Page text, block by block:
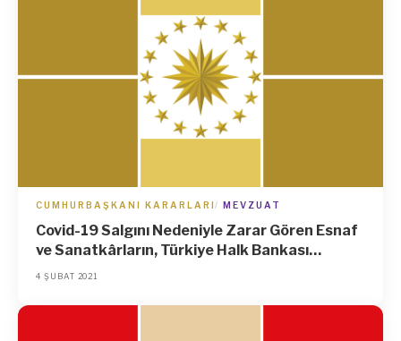
CUMHURBAŞKANI KARARLARI MEVZUAT
Covid-19 Salgını Nedeniyle Zarar Gören Esnaf
ve Sanatkârların, Türkiye Halk Bankası
Anonim Şirketince Düşük Faizli Kredi
Kapsamındaki Kredi Borçlarının Ertelenmesine
4 ŞUBAT 2021